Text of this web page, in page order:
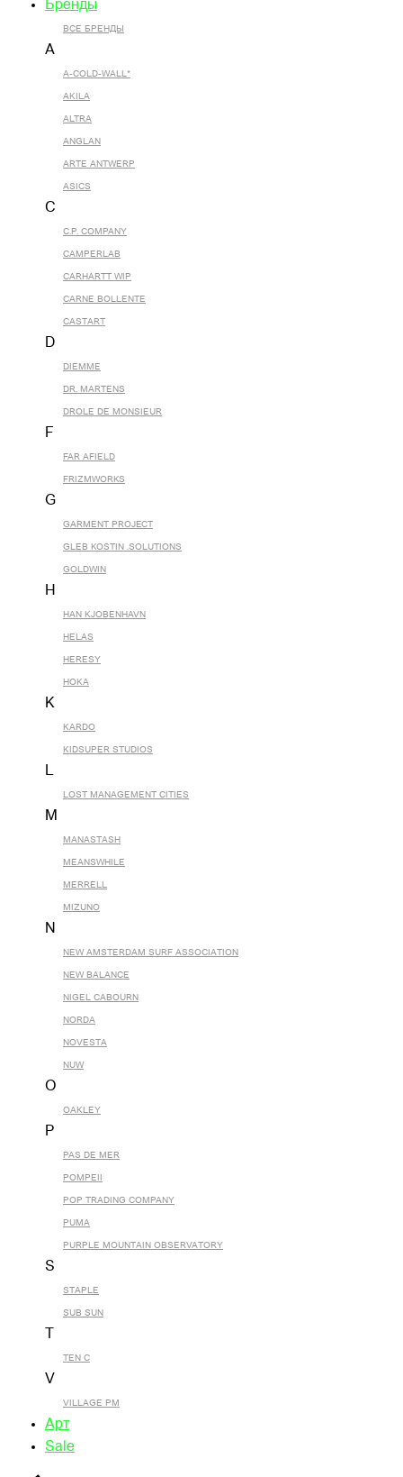
Бренды
ВСЕ БРЕНДЫ
A
A-COLD-WALL*
AKILA
ALTRA
ANGLAN
ARTE ANTWERP
ASICS
C
C.P. COMPANY
CAMPERLAB
CARHARTT WIP
CARNE BOLLENTE
CASTART
D
DIEMME
DR. MARTENS
DROLE DE MONSIEUR
F
FAR AFIELD
FRIZMWORKS
G
GARMENT PROJECT
GLEB KOSTIN .SOLUTIONS
GOLDWIN
H
HAN KJOBENHAVN
HELAS
HERESY
HOKA
K
KARDO
KIDSUPER STUDIOS
L
LOST MANAGEMENT CITIES
M
MANASTASH
MEANSWHILE
MERRELL
MIZUNO
N
NEW AMSTERDAM SURF ASSOCIATION
NEW BALANCE
NIGEL CABOURN
NORDA
NOVESTA
NUW
O
OAKLEY
P
PAS DE MER
POMPEII
POP TRADING COMPANY
PUMA
PURPLE MOUNTAIN OBSERVATORY
S
STAPLE
SUB SUN
TEN C
V
VILLAGE PM
Арт
Sale